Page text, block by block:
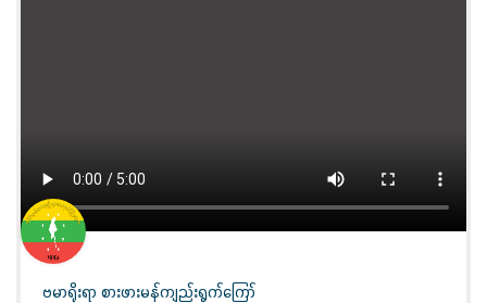
ဗမာရိုးရာ စားဖားမန်ကျည်းရွက်ကြော်